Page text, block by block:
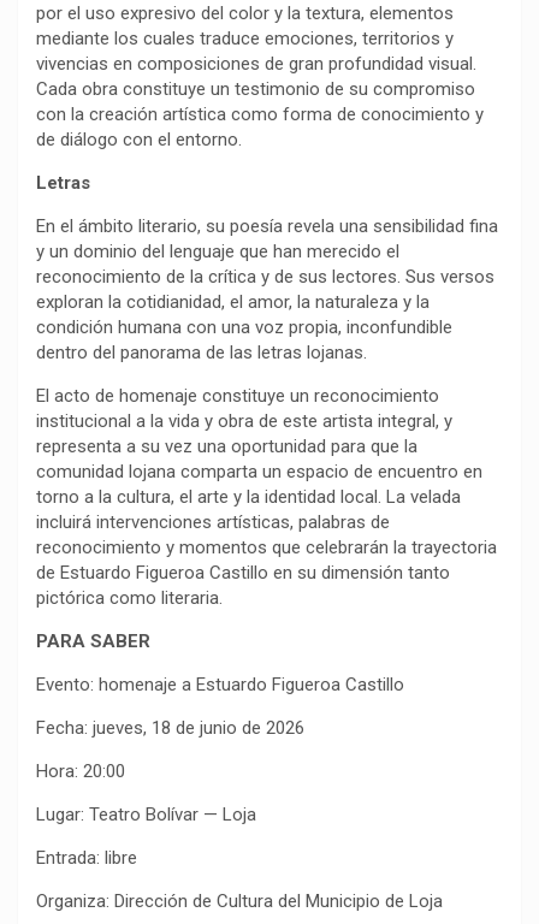
por el uso expresivo del color y la textura, elementos
mediante los cuales traduce emociones, territorios y
vivencias en composiciones de gran profundidad visual.
Cada obra constituye un testimonio de su compromiso
con la creación artística como forma de conocimiento y
de diálogo con el entorno.
Letras
En el ámbito literario, su poesía revela una sensibilidad fina
y un dominio del lenguaje que han merecido el
reconocimiento de la crítica y de sus lectores. Sus versos
exploran la cotidianidad, el amor, la naturaleza y la
condición humana con una voz propia, inconfundible
dentro del panorama de las letras lojanas.
El acto de homenaje constituye un reconocimiento
institucional a la vida y obra de este artista integral, y
representa a su vez una oportunidad para que la
comunidad lojana comparta un espacio de encuentro en
torno a la cultura, el arte y la identidad local. La velada
incluirá intervenciones artísticas, palabras de
reconocimiento y momentos que celebrarán la trayectoria
de Estuardo Figueroa Castillo en su dimensión tanto
pictórica como literaria.
PARA SABER
Evento: homenaje a Estuardo Figueroa Castillo
Fecha: jueves, 18 de junio de 2026
Hora: 20:00
Lugar: Teatro Bolívar — Loja
Entrada: libre
Organiza: Dirección de Cultura del Municipio de Loja